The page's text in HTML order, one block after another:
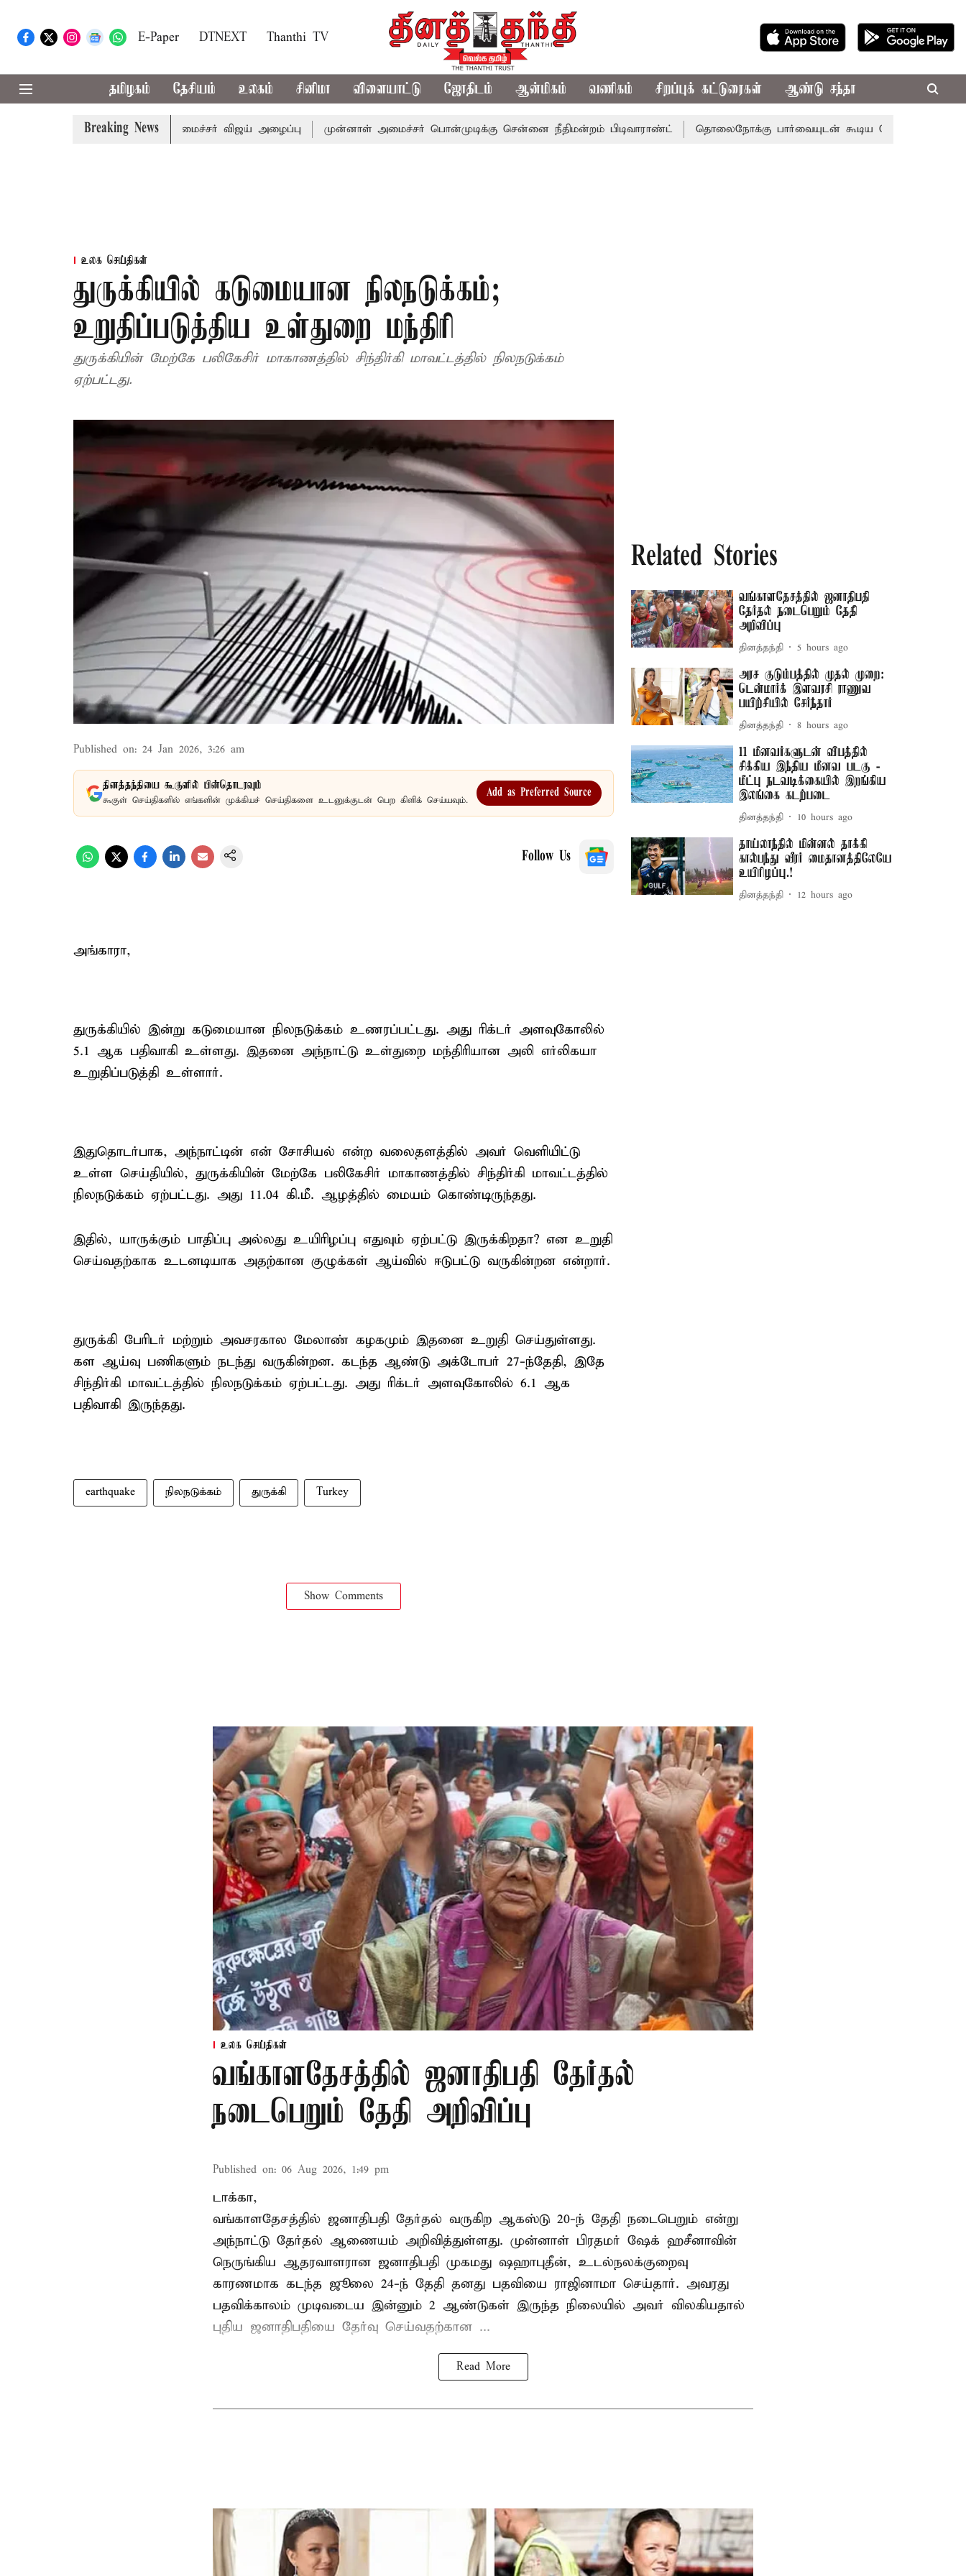
E-Paper DTNEXT Thanthi TV
தமிழகம் தேசியம் உலகம் சினிமா விளையாட்டு ஜோதிடம் ஆன்மிகம் வணிகம் சிறப்புக் கட்டுரைகள் ஆண்டு சந்தா
Breaking News
கூட்டத்துக்கு முதல்-அமைச்சர் விஜய் அழைப்பு முன்னாள் அமைச்சர் பொன்முடிக்கு சென்னை நீதிமன்றம் பிடிவாராண்ட் தொலைநோக்கு பார்வையுடன் கூடிய வேளாண் பட்ஜெட்: முதல்-
உலக செய்திகள்
துருக்கியில் கடுமையான நிலநடுக்கம்;
உறுதிப்படுத்திய உள்துறை மந்திரி
துருக்கியின் மேற்கே பலிகேசிர் மாகாணத்தில் சிந்திர்கி மாவட்டத்தில் நிலநடுக்கம்
ஏற்பட்டது.
Published on: 24 Jan 2026, 3:26 am
தினத்தந்தியை கூகுளில் பின்தொடரவும்
கூகுள் செய்திகளில் எங்களின் முக்கியச் செய்திகளை உடனுக்குடன் பெற கிளிக் செய்யவும்.
Add as Preferred Source
Follow Us
அங்காரா,
துருக்கியில் இன்று கடுமையான நிலநடுக்கம் உணரப்பட்டது. அது ரிக்டர் அளவுகோலில்
5.1 ஆக பதிவாகி உள்ளது. இதனை அந்நாட்டு உள்துறை மந்திரியான அலி எர்லிகயா
உறுதிப்படுத்தி உள்ளார்.
இதுதொடர்பாக, அந்நாட்டின் என் சோசியல் என்ற வலைதளத்தில் அவர் வெளியிட்டு
உள்ள செய்தியில், துருக்கியின் மேற்கே பலிகேசிர் மாகாணத்தில் சிந்திர்கி மாவட்டத்தில்
நிலநடுக்கம் ஏற்பட்டது. அது 11.04 கி.மீ. ஆழத்தில் மையம் கொண்டிருந்தது.
இதில், யாருக்கும் பாதிப்பு அல்லது உயிரிழப்பு எதுவும் ஏற்பட்டு இருக்கிறதா? என உறுதி
செய்வதற்காக உடனடியாக அதற்கான குழுக்கள் ஆய்வில் ஈடுபட்டு வருகின்றன என்றார்.
துருக்கி பேரிடர் மற்றும் அவசரகால மேலாண் கழகமும் இதனை உறுதி செய்துள்ளது.
கள ஆய்வு பணிகளும் நடந்து வருகின்றன. கடந்த ஆண்டு அக்டோபர் 27-ந்தேதி, இதே
சிந்திர்கி மாவட்டத்தில் நிலநடுக்கம் ஏற்பட்டது. அது ரிக்டர் அளவுகோலில் 6.1 ஆக
பதிவாகி இருந்தது.
earthquake நிலநடுக்கம் துருக்கி Turkey
Show Comments
Related Stories
வங்காளதேசத்தில் ஜனாதிபதி
தேர்தல் நடைபெறும் தேதி
அறிவிப்பு
தினத்தந்தி 5 hours ago
அரச குடும்பத்தில் முதல் முறை:
டென்மார்க் இளவரசி ராணுவ
பயிற்சியில் சேர்ந்தார்
தினத்தந்தி 8 hours ago
11 மீனவர்களுடன் விபத்தில்
சிக்கிய இந்திய மீனவ படகு -
மீட்பு நடவடிக்கையில் இறங்கிய
இலங்கை கடற்படை
தினத்தந்தி 10 hours ago
தாய்லாந்தில் மின்னல் தாக்கி
கால்பந்து வீரர் மைதானத்திலேயே
உயிரிழப்பு.!
தினத்தந்தி 12 hours ago
உலக செய்திகள்
வங்காளதேசத்தில் ஜனாதிபதி தேர்தல்
நடைபெறும் தேதி அறிவிப்பு
Published on: 06 Aug 2026, 1:49 pm
டாக்கா,
வங்காளதேசத்தில் ஜனாதிபதி தேர்தல் வருகிற ஆகஸ்டு 20-ந் தேதி நடைபெறும் என்று
அந்நாட்டு தேர்தல் ஆணையம் அறிவித்துள்ளது. முன்னாள் பிரதமர் ஷேக் ஹசீனாவின்
நெருங்கிய ஆதரவாளரான ஜனாதிபதி முகமது ஷஹாபுதீன், உடல்நலக்குறைவு
காரணமாக கடந்த ஜூலை 24-ந் தேதி தனது பதவியை ராஜினாமா செய்தார். அவரது
பதவிக்காலம் முடிவடைய இன்னும் 2 ஆண்டுகள் இருந்த நிலையில் அவர் விலகியதால்
புதிய ஜனாதிபதியை தேர்வு செய்வதற்கான ...
Read More